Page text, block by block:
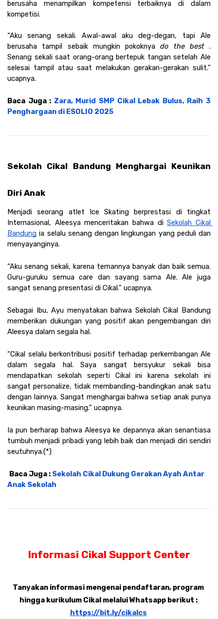
berusaha menampilkan kompetensi terbaiknya di dalam
kompetisi.
“Aku senang sekali. Awal-awal aku deg-degan, tapi Ale
berusaha tampil sebaik mungkin pokoknya do the best .
Senang sekali saat orang-orang bertepuk tangan setelah Ale
selesai tampil atau saat melakukan gerakan-gerakan sulit.”
ucapnya.
Baca Juga : Zara, Murid SMP Cikal Lebak Bulus, Raih 3
Penghargaan di ESOLIO 2025
Sekolah Cikal Bandung Menghargai Keunikan
Diri Anak
Menjadi seorang atlet Ice Skating berprestasi di tingkat
Internasional, Aleesya menceritakan bahwa di Sekolah Cikal
Bandung ia selalu senang dengan lingkungan yang peduli dan
menyayanginya.
“Aku senang sekali, karena temannya banyak dan baik semua.
Guru-guruku semua care dan sayang sama Ale. Ale juga
sangat senang presentasi di Cikal.” ucapnya.
Sebagai Ibu, Ayu menyatakan bahwa Sekolah Cikal Bandung
memberikan dukungan yang positif akan pengembangan diri
Aleesya dalam segala hal.
“⁠Cikal selalu berkontribusi positif terhadap perkembangan Ale
dalam segala hal. Saya sangat bersyukur sekali bisa
mendapatkan sekolah seperti Cikal ini karena sekolah ini
sangat personalize, tidak membanding-bandingkan anak satu
dengan lainnya. Sangat menghargai bahwa setiap anak punya
keunikan masing-masing.” ucapnya.
Ia pun berharap bahwa Aleesya ke depannya akan senantiasa
tumbuh menjadi pribadi yang lebih baik dan menjadi diri sendiri
seutuhnya.(*)
Baca Juga : Sekolah Cikal Dukung Gerakan Ayah Antar
Anak Sekolah
Informasi Cikal Support Center
Tanyakan informasi mengenai pendaftaran, program
hingga kurikulum Cikal melalui Whatsapp berikut :
https://bit.ly/cikalcs